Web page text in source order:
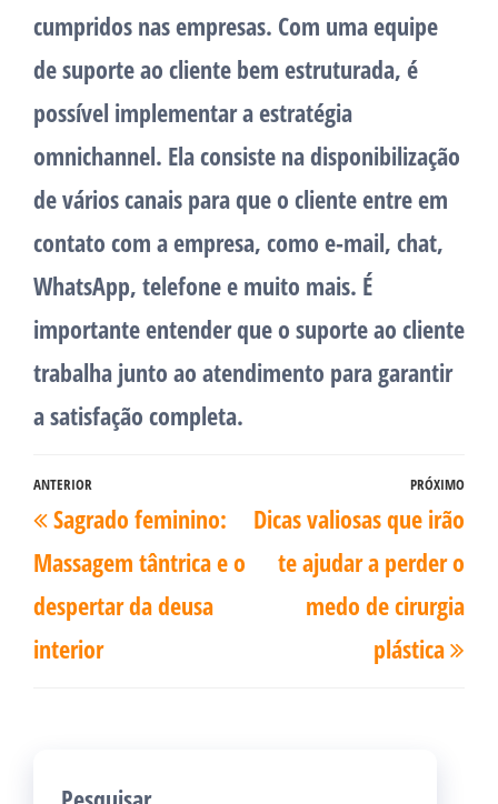
cumpridos nas empresas. Com uma equipe
de suporte ao cliente bem estruturada, é
possível implementar a estratégia
omnichannel. Ela consiste na disponibilização
de vários canais para que o cliente entre em
contato com a empresa, como e-mail, chat,
WhatsApp, telefone e muito mais. É
importante entender que o suporte ao cliente
trabalha junto ao atendimento para garantir
a satisfação completa.
Navegação
de
Post
Post
anterior
ANTERIOR
Sagrado feminino:
Massagem tântrica e o
despertar da deusa
interior
PRÓXIMO
Dicas valiosas que irão
te ajudar a perder o
medo de cirurgia
plástica